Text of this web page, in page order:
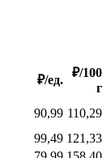
₽/ед.
₽/100
г
90,99 110,29
99,49 121,33